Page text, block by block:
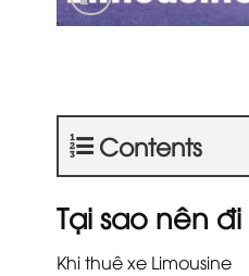
Contents
Tại sao nên
Khi thuê xe Limousine